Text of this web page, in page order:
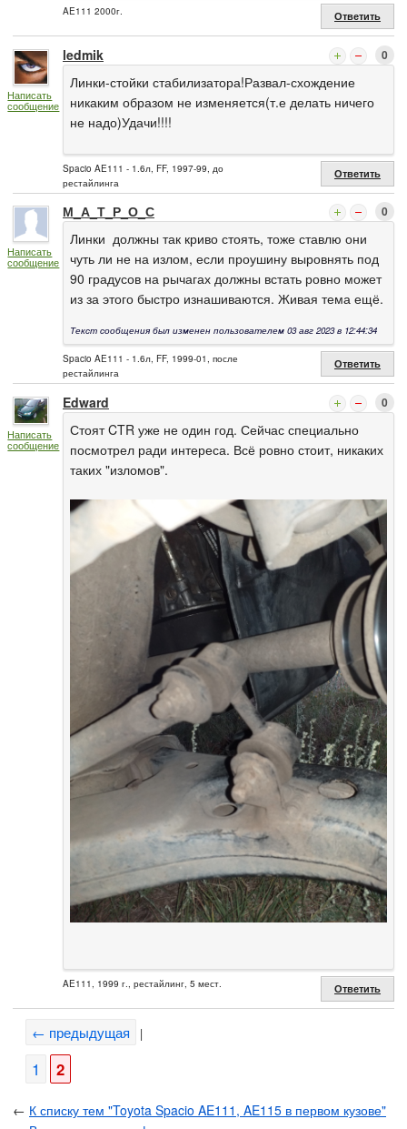
AE111 2000г. Ответить
Написать
сообщение
ledmik 0
Линки-стойки стабилизатора!Развал-схождение
никаким образом не изменяется(т.е делать ничего
не надо)Удачи!!!!
Spacio AE111 - 1.6л, FF, 1997-99, до
рестайлинга
Ответить
Написать
сообщение
М_А_Т_Р_О_С 0
Линки должны так криво стоять, тоже ставлю они
чуть ли не на излом, если проушину выровнять под
90 градусов на рычагах должны встать ровно может
из за этого быстро изнашиваются. Живая тема ещё.
Текст сообщения был изменен пользователем 03 авг 2023 в 12:44:34
Spacio AE111 - 1.6л, FF, 1999-01, после
рестайлинга
Ответить
Написать
сообщение
Edward 0
Стоят CTR уже не один год. Сейчас специально
посмотрел ради интереса. Всё ровно стоит, никаких
таких "изломов".
AE111, 1999 г., рестайлинг, 5 мест. Ответить
← предыдущая |
1 2
← К списку тем "Toyota Spacio AE111, AE115 в первом кузове"